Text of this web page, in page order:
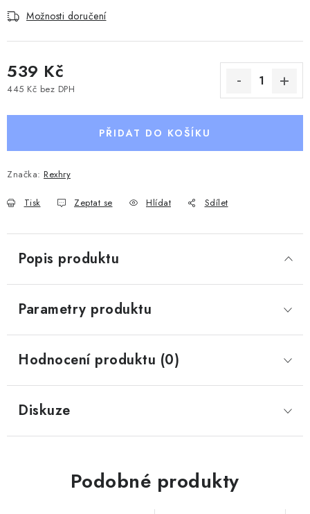
Možnosti doručení
539 Kč
445 Kč bez DPH
PŘIDAT DO KOŠÍKU
Značka: Rexhry
Tisk Zeptat se Hlídat Sdílet
Popis produktu
Parametry produktu
Hodnocení produktu (0)
Diskuze
Podobné produkty